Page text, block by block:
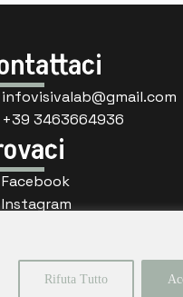
Rifuta Tutto
infovisivalab@gmail.com
+39 3463664936
Facebook
Instagram